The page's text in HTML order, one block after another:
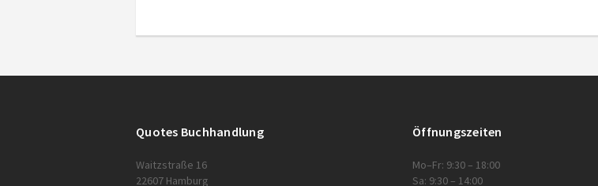
Quotes Buchhandlung
Waitzstraße 16
22607 Hamburg
Öffnungszeiten
Mo–Fr: 9:30 – 18:00
Sa: 9:30 – 14:00